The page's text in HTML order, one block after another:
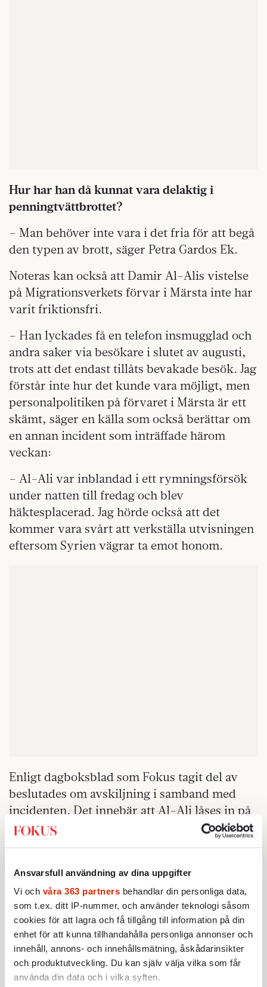
Ansvarsfull användning av dina uppgifter
Vi och våra 363 partners behandlar din personliga data,
som t.ex. ditt IP-nummer, och använder teknologi såsom
cookies för att lagra och få tillgång till information på din
enhet för att kunna tillhandahålla personliga annonser och
innehåll, annons- och innehållsmätning, åskådarinsikter
och produktutveckling. Du kan själv välja vilka som får
använda din data och i vilka syften.
Hur har han då kunnat vara delaktig i
penningtvättbrottet?
– Man behöver inte vara i det fria för att begå
den typen av brott, säger Petra Gardos Ek.
Noteras kan också att Damir Al-Alis vistelse
på Migrationsverkets förvar i Märsta inte har
varit friktionsfri.
– Han lyckades få en telefon insmugglad och
andra saker via besökare i slutet av augusti,
trots att det endast tillåts bevakade besök. Jag
förstår inte hur det kunde vara möjligt, men
personalpolitiken på förvaret i Märsta är ett
skämt, säger en källa som också berättar om
en annan incident som inträffade härom
veckan:
– Al-Ali var inblandad i ett rymningsförsök
under natten till fredag och blev
häktesplacerad. Jag hörde också att det
kommer vara svårt att verkställa utvisningen
eftersom Syrien vägrar ta emot honom.
Enligt dagboksblad som Fokus tagit del av
beslutades om avskiljning i samband med
incidenten. Det innebär att Al-Ali låses in på
en särskild avdelning på förvaret, jämförbart
med isoleringscell på ett fängelse.
Migrationsverket vill inte berätta vad som
kommer att hända härnäst med Damir Al-
Alis utvisningsärende, utan hänvisar till
sekretesskäl. Enligt en handling som Fokus
tagit del av är den nuvarande maxtiden för
förvarstagande framflyttad till den 18
oktober. Vad som händer därefter är oklart.